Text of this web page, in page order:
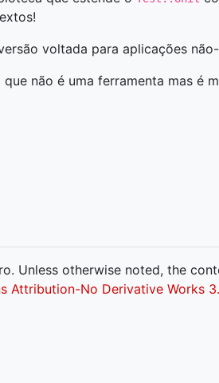
voltada para aplicações não-
que não é uma ferramenta mas é
Unless otherwise noted, the
Attribution-No Derivative Works